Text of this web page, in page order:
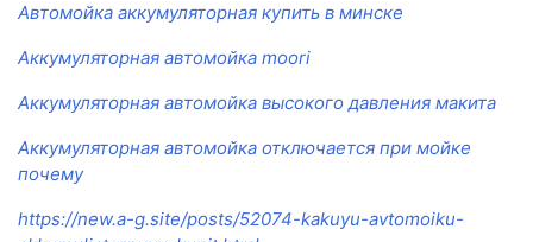
Автомойка аккумуляторная купить в минске
Аккумуляторная автомойка moori
Аккумуляторная автомойка высокого давления макита
Аккумуляторная автомойка отключается при мойке
почему
https://new.a-g.site/posts/52074-kakuyu-avtomoiku-